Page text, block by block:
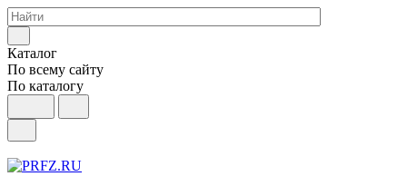
Каталог
По всему сайту
По каталогу